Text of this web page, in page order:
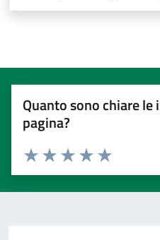
Quanto sono chiare
pagina?
Valuta 5
Valuta 4 stelle
Valuta 3 stelle su 5
Valuta 2 stelle su 5
Valuta 1 stelle su 5